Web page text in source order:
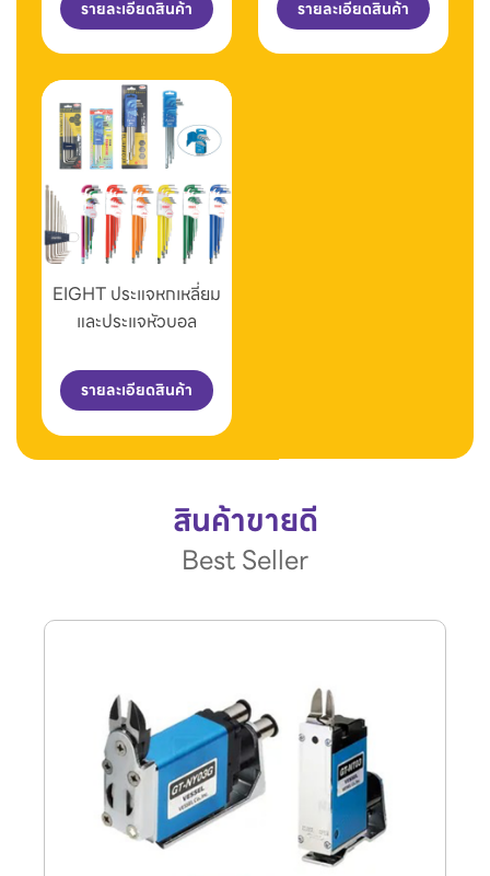
รายละเอียดสินค้า รายละเอียดสินค้า
EIGHT ประแจหกเหลี่ยม
และประแจหัวบอล
รายละเอียดสินค้า
สินค้าขายดี
Best Seller